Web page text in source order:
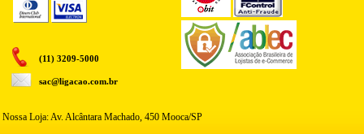
(11) 3209-5000
sac@ligacao.com.br
Nossa Loja: Av. Alcântara Machado, 450 Mooca/SP